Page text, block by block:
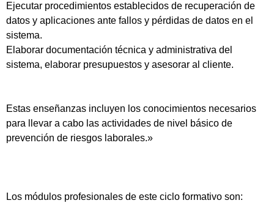
Ejecutar procedimientos establecidos de recuperación de
datos y aplicaciones ante fallos y pérdidas de datos en el
sistema.
Elaborar documentación técnica y administrativa del
sistema, elaborar presupuestos y asesorar al cliente.
Estas enseñanzas incluyen los conocimientos necesarios
para llevar a cabo las actividades de nivel básico de
prevención de riesgos laborales.»
Los módulos profesionales de este ciclo formativo son: